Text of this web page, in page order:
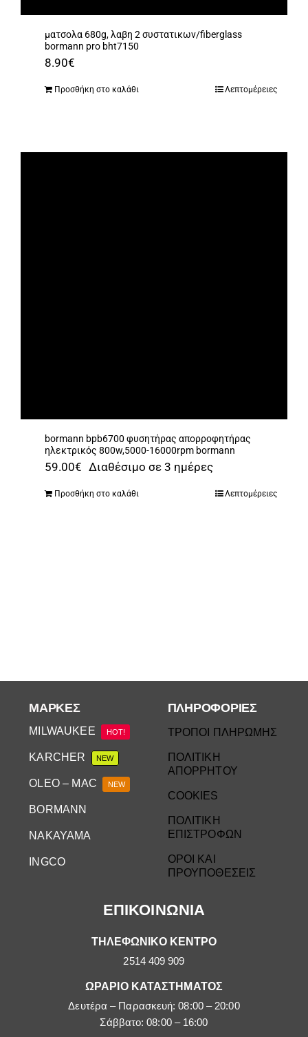
ματσολα 680g, λαβη 2 συστατικων/fiberglass
bormann pro bht7150
8.90€
Προσθήκη στο καλάθι Λεπτομέρειες
bormann bpb6700 φυσητήρας απορροφητήρας
ηλεκτρικός 800w,5000-16000rpm bormann
59.00€ Διαθέσιμο σε 3 ημέρες
Προσθήκη στο καλάθι Λεπτομέρειες
ΕΠΙΚΟΙΝΩΝΙΑ
ΤΗΛΕΦΩΝΙΚΟ ΚΕΝΤΡΟ
2514 409 909
ΩΡΑΡΙΟ ΚΑΤΑΣΤΗΜΑΤΟΣ
Δευτέρα – Παρασκευή: 08:00 – 20:00
Σάββατο: 08:00 – 16:00
ΜΆΡΚΕΣ
MILWAUKEE HOT!
KARCHER NEW
OLEO – MAC NEW
BORMANN
NAKAYAMA
INGCO
ΠΛΗΡΟΦΟΡΙΕΣ
ΤΡΟΠΟΙ ΠΛΗΡΩΜΗΣ
ΠΟΛΙΤΙΚΗ
ΑΠΟΡΡΗΤΟΥ
COOKIES
ΠΟΛΙΤΙΚΗ
ΕΠΙΣΤΡΟΦΩΝ
ΟΡΟΙ ΚΑΙ
ΠΡΟΥΠΟΘΕΣΕΙΣ